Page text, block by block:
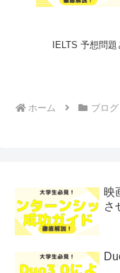
IELTS 予想問
ホーム ブログ
映
さ